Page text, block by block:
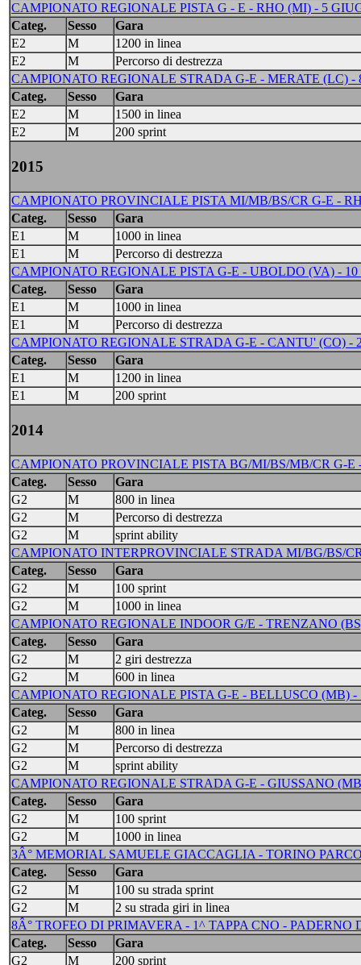
CAMPIONATO REGIONALE PISTA G - E - RHO (MI) - 5
Categ.
Sesso
Gara
E2
M
1200 in linea
E2
M
Percorso di destrezza
CAMPIONATO REGIONALE STRADA G-E - MERATE (LC) -
Categ.
Sesso
Gara
E2
M
1500 in linea
E2
M 200 sprint
2015
CAMPIONATO PROVINCIALE PISTA MI/MB/BS/CR G-E -
Categ.
Sesso
Gara
E1
M
1000 in linea
E1
M
Percorso di destrezza
CAMPIONATO REGIONALE PISTA G-E - UBOLDO (VA) -
Categ.
Sesso
Gara
E1
M
1000 in linea
E1
M
Percorso di destrezza
CAMPIONATO REGIONALE STRADA G-E - CANTU' (CO) -
Categ.
Sesso
Gara
E1
M
1200 in linea
E1
M 200 sprint
2014
CAMPIONATO PROVINCIALE PISTA BG/MI/BS/MB/CR G-
Categ.
Sesso
Gara
G2
M
800 in linea
G2
M
Percorso di destrezza
G2
M
sprint ability
CAMPIONATO INTERPROVINCIALE STRADA MI/BG/BS/
Categ.
Sesso
Gara
G2
M
100 sprint
G2
M
1000 in linea
CAMPIONATO REGIONALE INDOOR G/E - TRENZANO
Categ.
Sesso
Gara
G2
M
2 giri destrezza
G2
M
600 in linea
CAMPIONATO REGIONALE PISTA G-E - BELLUSCO (MB) -
Categ.
Sesso
Gara
G2
M
800 in linea
G2
M
Percorso di destrezza
G2
M
sprint ability
CAMPIONATO REGIONALE STRADA G-E - GIUSSANO
Categ.
Sesso
Gara
G2
M
100 sprint
G2
M
1000 in linea
3Â° MEMORIAL SAMUELE GIACCAGLIA - TORINO
Categ.
Sesso
Gara
G2
M
100 su strada sprint
G2
M
2 su strada giri in linea
8Â° TROFEO DI PRIMAVERA - 1^ TAPPA CNO - PADERNO
Categ.
Sesso
Gara
G2
M 200 sprint